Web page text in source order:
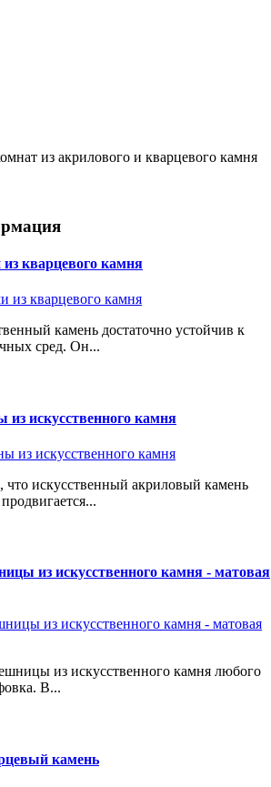
из акрилового и кварцевого камня
из кварцевого камня
камень достаточно устойчив к
сред. Он...
искусственного камня
искусственный акриловый камень
из искусственного камня - матовая
из искусственного камня любого
В...
камень